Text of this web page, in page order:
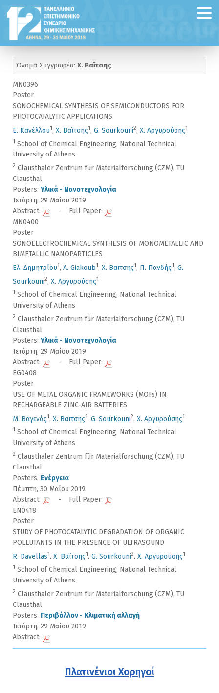
Όνομα Συγγραφέα: Χ. Βαϊτσης
MN0396
Poster
SONOCHEMICAL SYNTHESIS OF SEMICONDUCTORS FOR
PHOTOCATALYTIC APPLICATIONS
Ε. Κανέλλου1, Χ. Βαϊτσης1, G. Sourkouni2, Χ. Αργυρούσης1
1 School of Chemical Engineering, National Technical
University of Athens
2 Clausthaler Zentrum für Materialforschung (CZM), TU
Clausthal
Posters: Υλικά - Νανοτεχνολογία
Τετάρτη, 29 Μαίου 2019
Abstract:
- Full Paper:
MN0400
Poster
SONOELECTROCHEMICAL SYNTHESIS OF MONOMETALLIC AND
BIMETALLIC NANOPARTICLES
Ελ. Δημητρίου1, A. Giakoub1, Χ. Βαϊτσης1, Π. Πανδής1, G.
Sourkouni2, Χ. Αργυρούσης1
1 School of Chemical Engineering, National Technical
University of Athens
2 Clausthaler Zentrum für Materialforschung (CZM), TU
Clausthal
Posters: Υλικά - Νανοτεχνολογία
Τετάρτη, 29 Μαίου 2019
Abstract:
- Full Paper:
EG0408
Poster
USE OF METAL ORGANIC FRAMEWORKS (MOFs) IN
RECHARGEABLE ZINC-AIR BATTERIES
Μ. Βαγενάς1, Χ. Βαϊτσης1, G. Sourkouni2, Χ. Αργυρούσης1
1 School of Chemical Engineering, National Technical
University of Athens
2 Clausthaler Zentrum für Materialforschung (CZM), TU
Clausthal
Posters: Ενέργεια
Πέμπτη, 30 Μαίου 2019
Abstract:
- Full Paper:
EN0418
Poster
STUDY OF PHOTOCATALYTIC DEGRADATION OF ORGANIC
POLLUTANTS IN THE PRESENCE OF ULTRASOUND
R. Davellas1, Χ. Βαϊτσης1, G. Sourkouni2, Χ. Αργυρούσης1
1 School of Chemical Engineering, National Technical
University of Athens
2 Clausthaler Zentrum für Materialforschung (CZM), TU
Clausthal
Posters: Περιβάλλον - Κλιματική αλλαγή
Τετάρτη, 29 Μαίου 2019
Abstract:
Πλατινένιοι Χορηγοί